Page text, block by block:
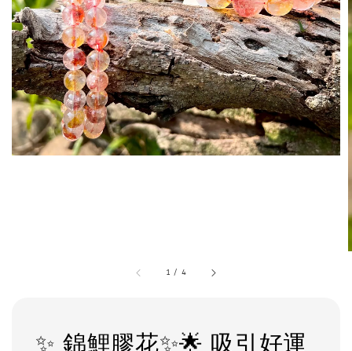
1 / 4
✨ 錦鯉膠花✨🌟 吸引好運